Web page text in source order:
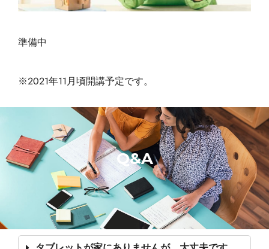
準備中
※2021年11月頃開講予定です。
Q&A